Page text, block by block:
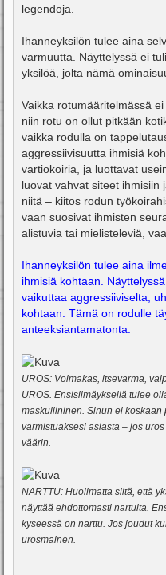
legendoja.
Ihanneyksilön tulee aina
varmuutta. Näyttelyssä ei
yksilöä, jolta nämä
Vaikka rotumääritelmässä
niin rotu on ollut pitkään
vaikka rodulla on
aggressiivisuutta ihmisiä
vartiokoiria, ja luottavat
luovat vahvat siteet ihmisiin
niitä – kiitos rodun
vaan suosivat ihmisten
alistuvia tai mielisteleviä,
Ihanneyksilön tulee aina
ihmisiä kohtaan.
vaikuttaa aggressiiviselta,
kohtaan. Tämä on rodulle
anteeksiantamatonta.
UROS: Voimakas, itsevarma,
UROS. Ensisilmäyksellä tulee
maskuliininen. Sinun ei
varmistuaksesi asiasta – jos
väärin.
NARTTU: Huolimatta siitä, että
näyttää ehdottomasti nartulta.
kyseessä on narttu. Jos joudut
urosmainen.